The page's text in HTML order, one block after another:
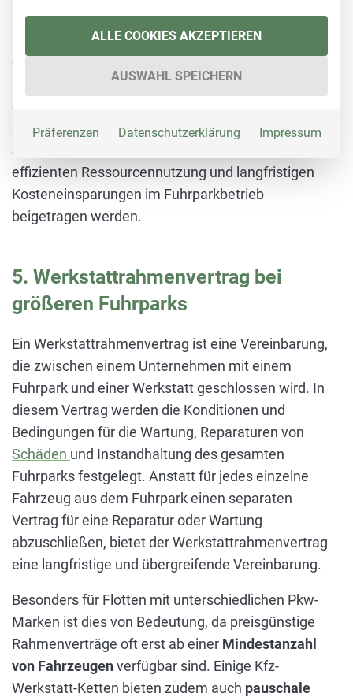
Durch die Nutzung vonfreien Werkstättenkönnen
Einsparungen für den Fuhrpark erzielt werden. Trotz
der meist günstigeren Preise, können sie mit den
meisten Herstellerwerkstätten mithalten. Viele
decken eine
auch mit qualifizierten Reparaturen und
Servicequalität
effizienten Ressourcennutzung und langfristigen
Kosteneinsparungen im Fuhrparkbetrieb
beigetragen werden.
5. Werkstattrahmenvertrag bei
größeren Fuhrparks
Ein Werkstattrahmenvertrag ist eine Vereinbarung,
die zwischen einem Unternehmen mit einem
Fuhrpark und einer Werkstatt geschlossen wird. In
diesem Vertrag werden die Konditionen und
Bedingungen für die Wartung, Reparaturen von
Schäden und Instandhaltung des gesamten
Fuhrparks festgelegt. Anstatt für jedes einzelne
Fahrzeug aus dem Fuhrpark einen separaten
Vertrag für eine Reparatur oder Wartung
abzuschließen, bietet der Werkstattrahmenvertrag
eine langfristige und übergreifende Vereinbarung.
Besonders für Flotten mit unterschiedlichen Pkw-
Marken ist dies von Bedeutung, da preisgünstige
Rahmenverträge oft erst ab einer Mindestanzahl
von Fahrzeugenverfügbar sind. Einige Kfz-
Werkstatt-Ketten bieten zudem auch pauschale
ALLE COOKIES AKZEPTIEREN
AUSWAHL SPEICHERN
Präferenzen Datenschutzerklärung Impressum